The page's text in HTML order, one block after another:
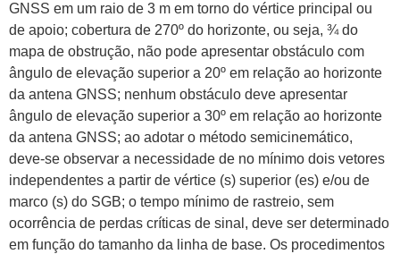
GNSS em um raio de 3 m em torno do vértice principal ou
de apoio; cobertura de 270º do horizonte, ou seja, ¾ do
mapa de obstrução, não pode apresentar obstáculo com
ângulo de elevação superior a 20º em relação ao horizonte
da antena GNSS; nenhum obstáculo deve apresentar
ângulo de elevação superior a 30º em relação ao horizonte
da antena GNSS; ao adotar o método semicinemático,
deve-se observar a necessidade de no mínimo dois vetores
independentes a partir de vértice (s) superior (es) e/ou de
marco (s) do SGB; o tempo mínimo de rastreio, sem
ocorrência de perdas críticas de sinal, deve ser determinado
em função do tamanho da linha de base. Os procedimentos